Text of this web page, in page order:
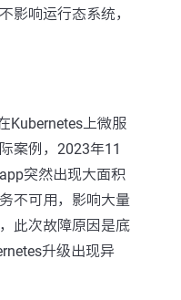
影响运行态系统，
Kubernetes上微服
案例，2023年11
突然出现大面积
不可用，影响大量
此次故障原因是底
升级出现异